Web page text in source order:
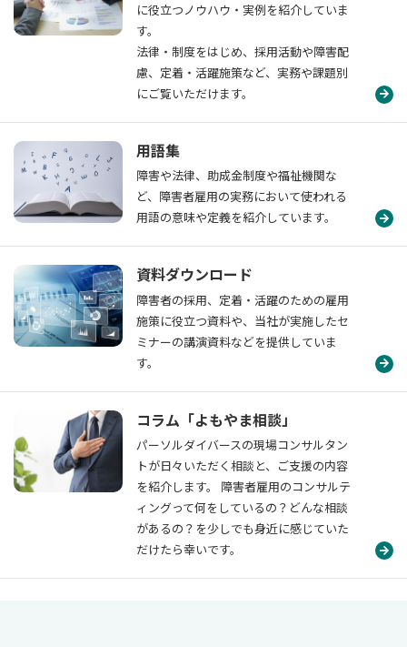
に役立つノウハウ・実例を紹介していま
す。
法律・制度をはじめ、採用活動や障害配
慮、定着・活躍施策など、実務や課題別
にご覧いただけます。
用語集
障害や法律、助成金制度や福祉機関な
ど、障害者雇用の実務において使われる
用語の意味や定義を紹介しています。
資料ダウンロード
障害者の採用、定着・活躍のための雇用
施策に役立つ資料や、当社が実施したセ
ミナーの講演資料などを提供していま
す。
コラム「よもやま相談」
パーソルダイバースの現場コンサルタン
トが日々いただく相談と、ご支援の内容
を紹介します。 障害者雇用のコンサルテ
ィングって何をしているの？どんな相談
があるの？を少しでも身近に感じていた
だけたら幸いです。